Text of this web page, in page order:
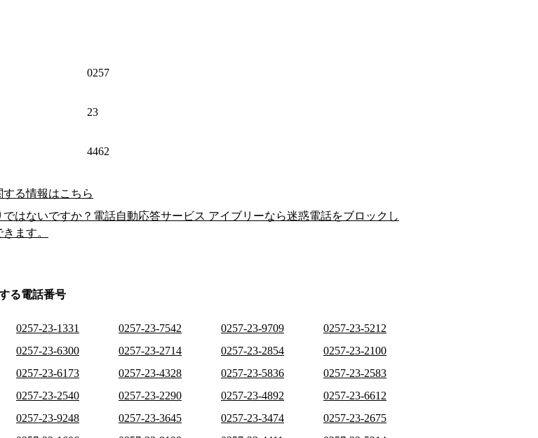
0257
23
4462
る情報はこちら
はないですか？電話自動応答サービス アイブリーなら迷惑電話をブロックし
ます。
る電話番号
0257-23-1331 0257-23-7542 0257-23-9709
0257-23-5212
0257-23-6300 0257-23-2714 0257-23-2854
0257-23-2100
0257-23-6173 0257-23-4328 0257-23-5836
0257-23-2583
0257-23-2540 0257-23-2290 0257-23-4892
0257-23-6612
0257-23-9248 0257-23-3645 0257-23-3474
0257-23-2675